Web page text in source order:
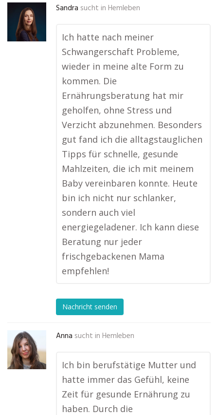
Sandra sucht in Hemleben
Ich hatte nach meiner
Schwangerschaft Probleme,
wieder in meine alte Form zu
kommen. Die
Ernährungsberatung hat mir
geholfen, ohne Stress und
Verzicht abzunehmen. Besonders
gut fand ich die alltagstauglichen
Tipps für schnelle, gesunde
Mahlzeiten, die ich mit meinem
Baby vereinbaren konnte. Heute
bin ich nicht nur schlanker,
sondern auch viel
energiegeladener. Ich kann diese
Beratung nur jeder
frischgebackenen Mama
empfehlen!
Nachricht senden
Anna sucht in Hemleben
Ich bin berufstätige Mutter und
hatte immer das Gefühl, keine
Zeit für gesunde Ernährung zu
haben. Durch die